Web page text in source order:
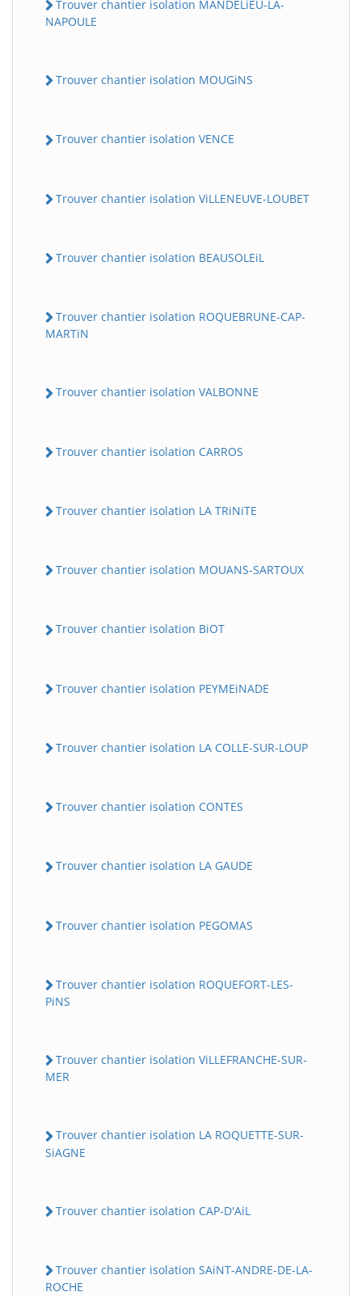
Trouver chantier isolation MANDELiEU-LA-
NAPOULE
Trouver chantier isolation MOUGiNS
Trouver chantier isolation VENCE
Trouver chantier isolation ViLLENEUVE-LOUBET
Trouver chantier isolation BEAUSOLEiL
Trouver chantier isolation ROQUEBRUNE-CAP-
MARTiN
Trouver chantier isolation VALBONNE
Trouver chantier isolation CARROS
Trouver chantier isolation LA TRiNiTE
Trouver chantier isolation MOUANS-SARTOUX
Trouver chantier isolation BiOT
Trouver chantier isolation PEYMEiNADE
Trouver chantier isolation LA COLLE-SUR-LOUP
Trouver chantier isolation CONTES
Trouver chantier isolation LA GAUDE
Trouver chantier isolation PEGOMAS
Trouver chantier isolation ROQUEFORT-LES-
PiNS
Trouver chantier isolation ViLLEFRANCHE-SUR-
MER
Trouver chantier isolation LA ROQUETTE-SUR-
SiAGNE
Trouver chantier isolation CAP-D'AiL
Trouver chantier isolation SAiNT-ANDRE-DE-LA-
ROCHE